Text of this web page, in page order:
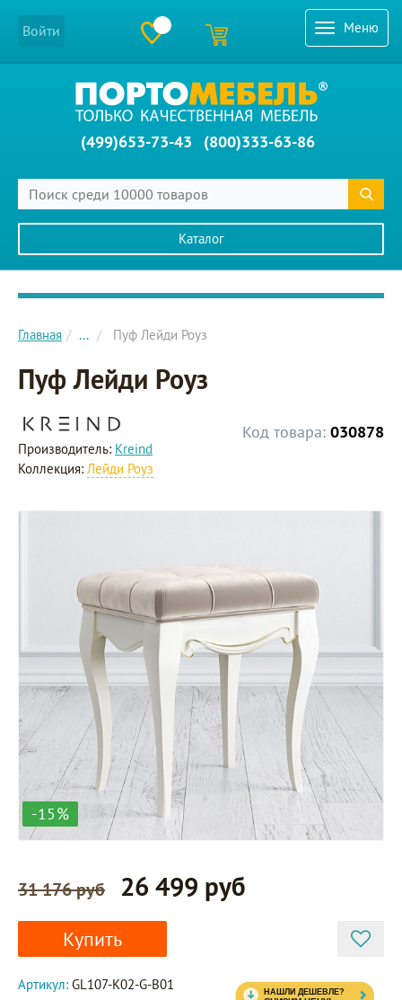
Меню
Войти
(499)653-73-43 (800)333-63-86
Каталог
Главное меню сайта
Главная ... Пуф Лейди Роуз
Пуф Лейди Роуз
Код товара: 030878
Производитель: Kreind
Коллекция: Лейди Роуз
-15%
31 176 руб 26 499 руб
Купить
Артикул: GL107-K02-G-B01